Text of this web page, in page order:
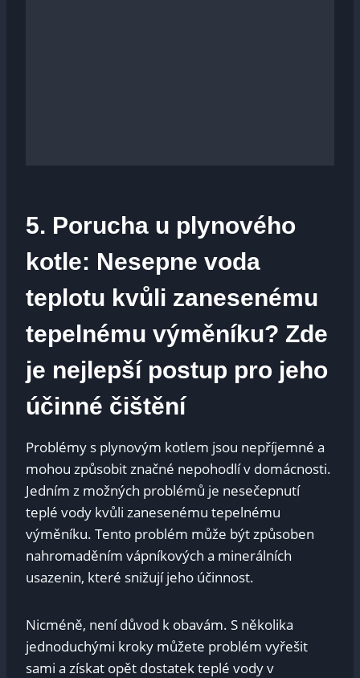
5. Porucha u plynového
kotle: Nesepne voda
teplotu kvůli zanesenému
tepelnému výměníku? Zde
je nejlepší postup pro jeho
účinné čištění
Problémy s plynovým kotlem jsou nepříjemné a
mohou způsobit značné nepohodlí v domácnosti.
Jedním z možných problémů je nesečepnutí
teplé vody kvůli zanesenému tepelnému
výměníku. Tento problém může být způsoben
nahromaděním vápníkových a minerálních
usazenin, které snižují jeho účinnost.
Nicméně, není důvod k obavám. S několika
jednoduchými kroky můžete problém vyřešit
sami a získat opět dostatek teplé vody v